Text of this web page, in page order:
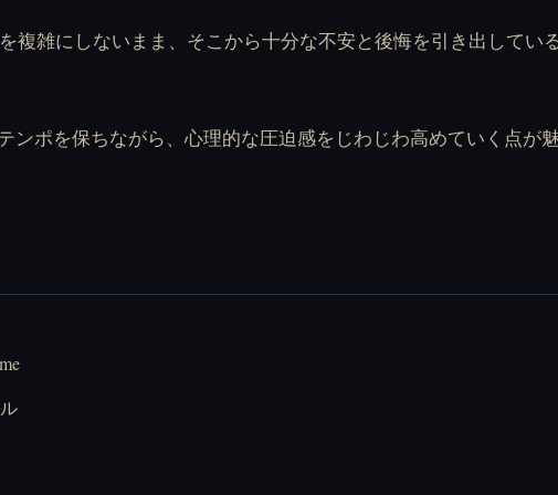
複雑にしないまま、そこから十分な不安と後悔を引き出して
テンポを保ちながら、心理的な圧迫感をじわじわ高めていく点が